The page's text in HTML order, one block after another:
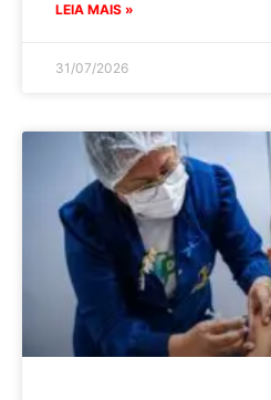
LEIA MAIS »
31/07/2026